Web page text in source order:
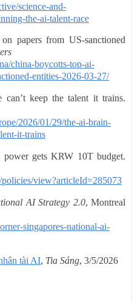
science-and-
the-ai-talent-race
papers from US-sanctioned
china-boycotts-top-ai-
entities-2026-03-27/
keep the talent it trains.
2026/01/29/the-ai-brain-
it-trains
gets KRW 10T budget.
view?articleId=285073
AI Strategy 2.0, Montreal
singapores-national-ai-
tài AI, Tia Sáng, 3/5/2026